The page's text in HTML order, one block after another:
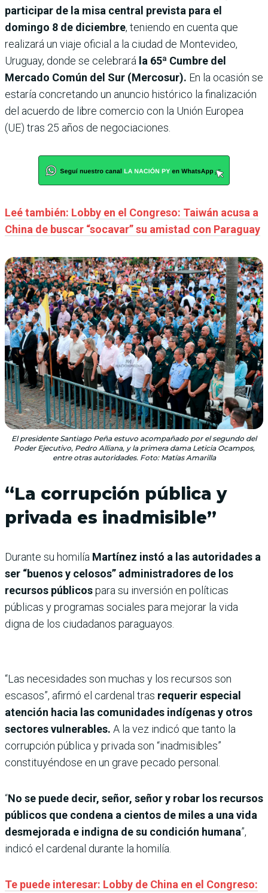
participar de la misa central prevista para el
domingo 8 de diciembre, teniendo en cuenta que
realizará un viaje oficial a la ciudad de Montevideo,
Uruguay, donde se celebrará la 65ª Cumbre del
Mercado Común del Sur (Mercosur). En la ocasión se
estaría concretando un anuncio histórico la finalización
del acuerdo de libre comercio con la Unión Europea
(UE) tras 25 años de negociaciones.
Leé también: Lobby en el Congreso: Taiwán acusa a
China de buscar “socavar” su amistad con Paraguay
El presidente Santiago Peña estuvo acompañado por el segundo del
Poder Ejecutivo, Pedro Alliana, y la primera dama Leticia Ocampos,
entre otras autoridades. Foto: Matías Amarilla
“La corrupción pública y
privada es inadmisible”
Durante su homilía Martínez instó a las autoridades a
ser “buenos y celosos” administradores de los
recursos públicospara su inversión en políticas
públicas y programas sociales para mejorar la vida
digna de los ciudadanos paraguayos.
“Las necesidades son muchas y los recursos son
escasos”, afirmó el cardenal tras requerir especial
atención hacia las comunidades indígenas y otros
sectores vulnerables. A la vez indicó que tanto la
corrupción pública y privada son “inadmisibles”
constituyéndose en un grave pecado personal.
“No se puede decir, señor, señor y robar los recursos
públicos que condena a cientos de miles a una vida
desmejorada e indigna de su condición humana”,
indicó el cardenal durante la homilía.
Te puede interesar: Lobby de China en el Congreso: